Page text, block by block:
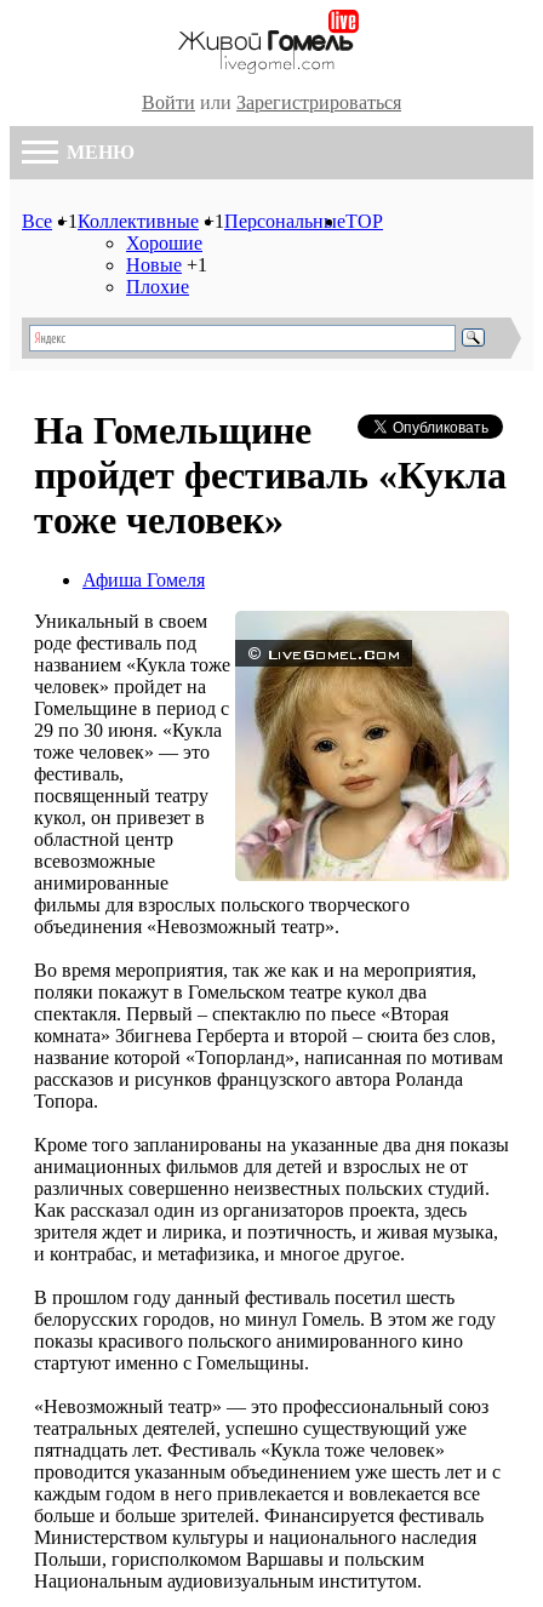
Войти или Зарегистрироваться
МЕНЮ
Все +1Коллективные +1
Хорошие
Новые +1
Плохие
ПерсональныеTOP
На Гомельщине
пройдет фестиваль «Кукла
тоже человек»
Афиша Гомеля
Уникальный в своем
роде фестиваль под
названием «Кукла тоже
человек» пройдет на
Гомельщине в период с
29 по 30 июня. «Кукла
тоже человек» — это
фестиваль,
посвященный театру
кукол, он привезет в
областной центр
всевозможные
анимированные
фильмы для взрослых польского творческого
объединения «Невозможный театр».
Во время мероприятия, так же как и на мероприятия,
поляки покажут в Гомельском театре кукол два
спектакля. Первый – спектаклю по пьесе «Вторая
комната» Збигнева Герберта и второй – сюита без слов,
название которой «Топорланд», написанная по мотивам
рассказов и рисунков французского автора Роланда
Топора.
Кроме того запланированы на указанные два дня показы
анимационных фильмов для детей и взрослых не от
различных совершенно неизвестных польских студий.
Как рассказал один из организаторов проекта, здесь
зрителя ждет и лирика, и поэтичность, и живая музыка,
и контрабас, и метафизика, и многое другое.
В прошлом году данный фестиваль посетил шесть
белорусских городов, но минул Гомель. В этом же году
показы красивого польского анимированного кино
стартуют именно с Гомельщины.
«Невозможный театр» — это профессиональный союз
театральных деятелей, успешно существующий уже
пятнадцать лет. Фестиваль «Кукла тоже человек»
проводится указанным объединением уже шесть лет и с
каждым годом в него привлекается и вовлекается все
больше и больше зрителей. Финансируется фестиваль
Министерством культуры и национального наследия
Польши, горисполкомом Варшавы и польским
Национальным аудиовизуальным институтом.